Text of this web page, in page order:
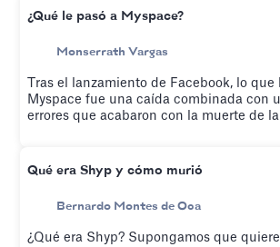
¿Qué le pasó a Myspace?
Monserrath Vargas
Tras el lanzamiento de Facebook, lo que
Myspace fue una caída combinada con
errores que acabaron con la muerte de
Qué era Shyp y cómo murió
Bernardo Montes de Oca
¿Qué era Shyp? Supongamos que